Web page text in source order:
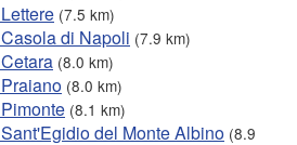
(7.5 km)
di Napoli (7.9 km)
(8.0 km)
(8.0 km)
(8.1 km)
del Monte Albino (8.9